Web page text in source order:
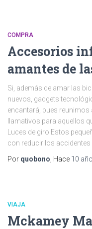
COMPRA
Accesorios
amantes de
Si, además de amar las
nuevos, gadgets
encantará, pues
llamativos para aquellos
Luces de giro Estos
con reducir los accidentes
Por quobono , Hace 10
VIAJA
Mckamey